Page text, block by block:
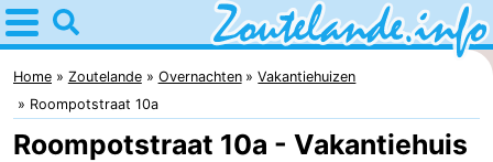
Home
Zoutelande
Tips
Home Zoutelande Overnachten
Vakantiehuizen
Roompotstraat 10a
Roompotstraat 10a - Vakantiehuis